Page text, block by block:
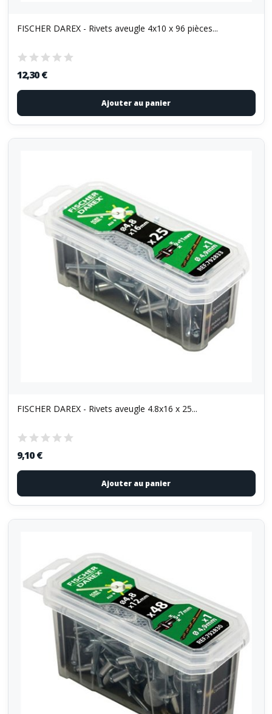
FISCHER DAREX - Rivets aveugle 4x10 x 96 pièces...
12,30 €
Ajouter au panier
FISCHER DAREX - Rivets aveugle 4.8x16 x 25...
9,10 €
Ajouter au panier